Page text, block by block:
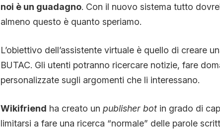
noi è un guadagno. Con il nuovo sistema tutto
almeno questo è quanto speriamo.
L’obiettivo dell’assistente virtuale è quello di creare
BUTAC. Gli utenti potranno ricercare notizie, fare
personalizzate sugli argomenti che li interessano.
Wikifriend ha creato un publisher botin grado di
limitarsi a fare una ricerca “normale” delle parole